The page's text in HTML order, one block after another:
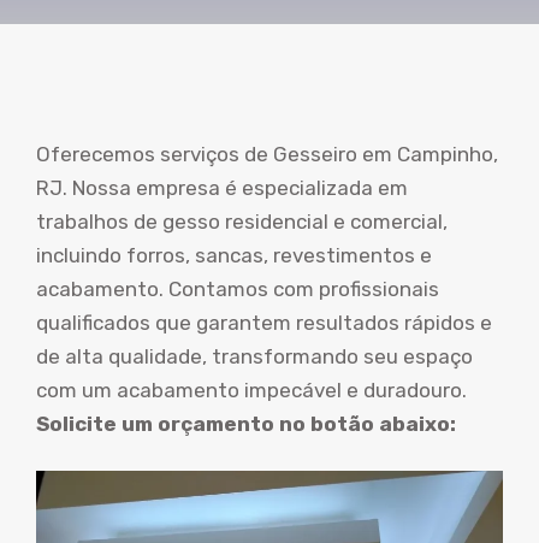
Oferecemos serviços de Gesseiro em Campinho,
RJ. Nossa empresa é especializada em
trabalhos de gesso residencial e comercial,
incluindo forros, sancas, revestimentos e
acabamento. Contamos com profissionais
qualificados que garantem resultados rápidos e
de alta qualidade, transformando seu espaço
com um acabamento impecável e duradouro.
Solicite um orçamento no botão abaixo: